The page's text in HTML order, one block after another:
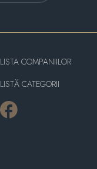
LISTA COMPANIILOR
LISTĂ CATEGORII